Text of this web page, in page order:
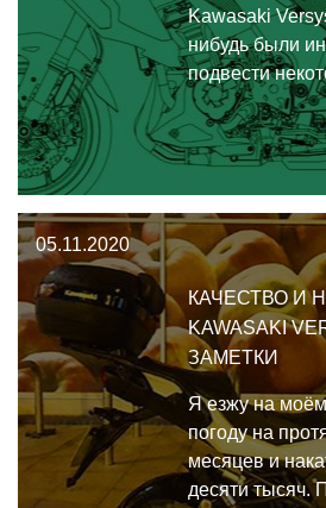
Kawasaki
нибудь были
подвести
этим
я скажу так:
взгляд, самый
мотоцикл -
даже слегка
спортивный
нетороп
05.11.2020
КАЧЕСТВО И
KAWASAKI
ЗАМЕТКИ
Я езжу на
погоду на
месяцев и
десяти тысяч.